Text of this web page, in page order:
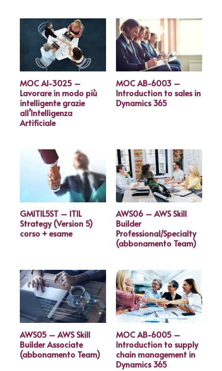
MOC AI-3025 –
Lavorare in modo più
intelligente grazie
all’Intelligenza
Artificiale
MOC AB-6003 –
Introduction to sales in
Dynamics 365
GMITIL5ST – ITIL
Strategy (Version 5)
corso + esame
AWS06 – AWS Skill
Builder
Professional/Specialty
(abbonamento Team)
AWS05 – AWS Skill
Builder Associate
(abbonamento Team)
MOC AB-6005 –
Introduction to supply
chain management in
Dynamics 365